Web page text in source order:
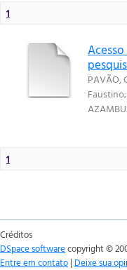
1
PAVÃO,
Faustino;
1
Créditos
DSpace softwarecopyright ©
Entre em contato | Deixe sua